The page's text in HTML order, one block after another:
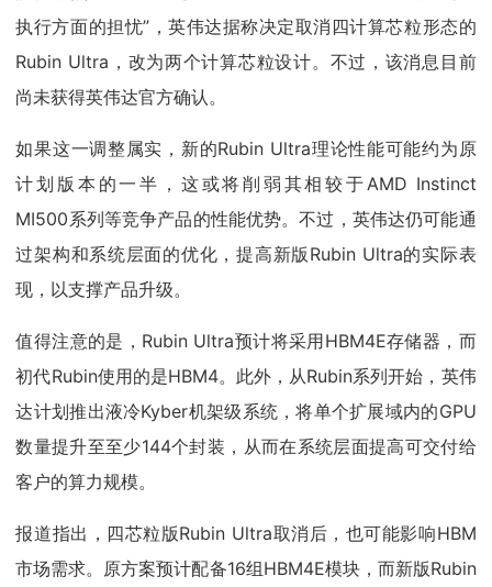
执行方面的担忧”，英伟达据称决定取消四计算芯粒形态的
Rubin Ultra，改为两个计算芯粒设计。不过，该消息目前
尚未获得英伟达官方确认。
如果这一调整属实，新的Rubin Ultra理论性能可能约为原
计划版本的一半，这或将削弱其相较于AMD Instinct
MI500系列等竞争产品的性能优势。不过，英伟达仍可能通
过架构和系统层面的优化，提高新版Rubin Ultra的实际表
现，以支撑产品升级。
值得注意的是，Rubin Ultra预计将采用HBM4E存储器，而
初代Rubin使用的是HBM4。此外，从Rubin系列开始，英伟
达计划推出液冷Kyber机架级系统，将单个扩展域内的GPU
数量提升至至少144个封装，从而在系统层面提高可交付给
客户的算力规模。
报道指出，四芯粒版Rubin Ultra取消后，也可能影响HBM
市场需求。原方案预计配备16组HBM4E模块，而新版Rubin